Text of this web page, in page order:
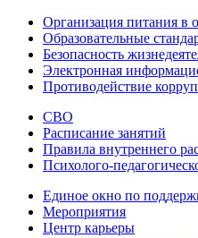
Организация питания в
Образовательные
Безопасность
Электронная
Противодействие
СВО
Расписание занятий
Правила внутреннего
Психолого-
Единое окно по
Мероприятия
Центр карьеры